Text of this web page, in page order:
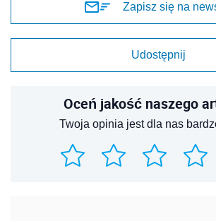
Zapisz się na
Udostępnij
Oceń jakość naszego
Twoja opinia jest dla nas